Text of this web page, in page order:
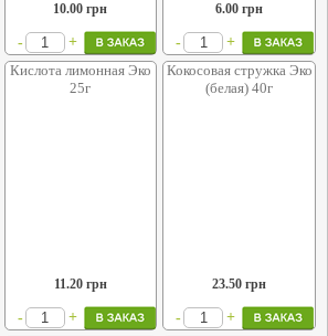
10.00 грн
- +
6.00 грн
-
+
Кислота лимонная Эко
25г
11.20грн
- +
Кокосовая стружка Эко
(белая) 40г
23.50 грн
-
+